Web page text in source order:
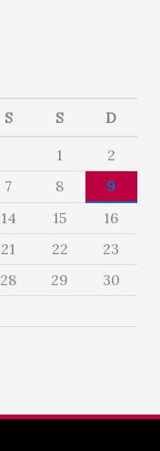
S S D
1
2
7 8
9
14 15
16
21 22
23
28 29
30